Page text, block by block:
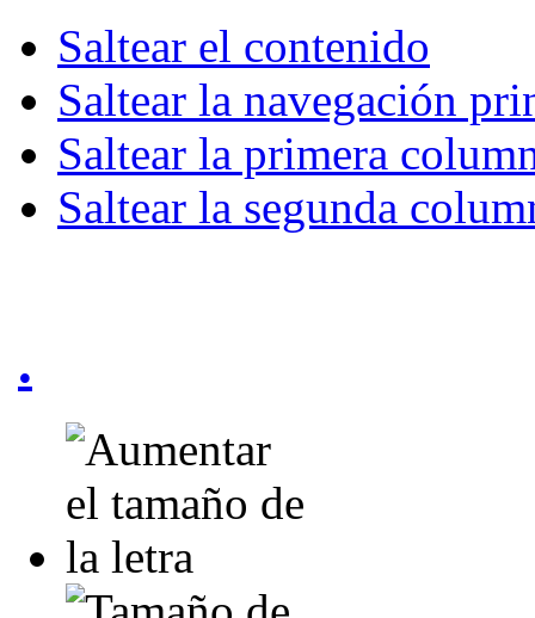
Saltear el contenido
Saltear la navegación
Saltear la primera
Saltear la segunda
.